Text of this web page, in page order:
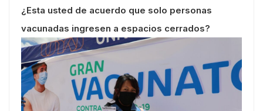
¿Esta usted de acuerdo que solo personas
vacunadas ingresen a espacios cerrados?